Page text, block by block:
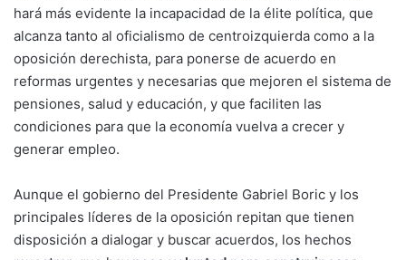
hará más evidente la incapacidad de la élite política, que
alcanza tanto al oficialismo de centroizquierda como a la
oposición derechista, para ponerse de acuerdo en
reformas urgentes y necesarias que mejoren el sistema de
pensiones, salud y educación, y que faciliten las
condiciones para que la economía vuelva a crecer y
generar empleo.
Aunque el gobierno del Presidente Gabriel Boric y los
principales líderes de la oposición repitan que tienen
disposición a dialogar y buscar acuerdos, los hechos